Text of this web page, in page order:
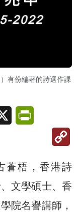
有份編著的詩選作課
X
蒼梧，香港詩
文學碩士、香
院名譽講師，